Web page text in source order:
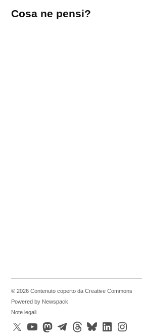
un
Cosa ne pensi?
© 2026 Contenuto coperto da Creative Commons
Powered by Newspack
Note legali
X
YouTubeMastodonTelegramThreadsBlueskyLinkedInInstagram